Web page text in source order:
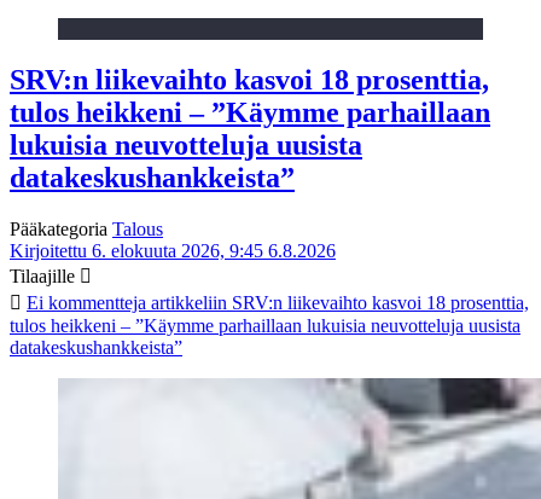
SRV:n liikevaihto kasvoi 18 prosenttia,
tulos heikkeni – ”Käymme parhaillaan
lukuisia neuvotteluja uusista
datakeskushankkeista”
Pääkategoria Talous
Kirjoitettu 6. elokuuta 2026, 9:45 6.8.2026
Tilaajille
Ei kommentteja artikkeliin SRV:n liikevaihto kasvoi 18 prosenttia,
tulos heikkeni – ”Käymme parhaillaan lukuisia neuvotteluja uusista
datakeskushankkeista”